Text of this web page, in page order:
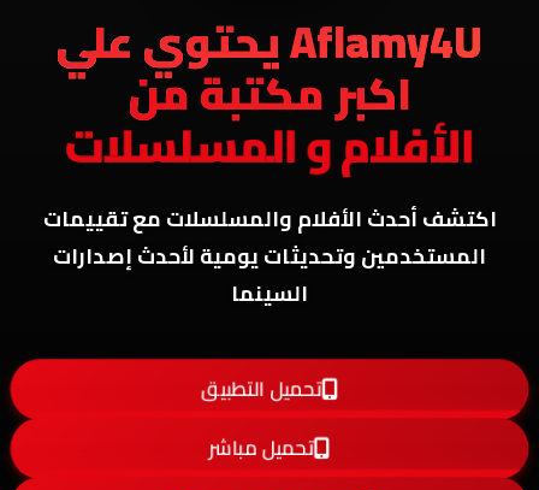
Aflamy4U يحتوي علي
اكبر مكتبة من
الأفلام و المسلسلات
اكتشف أحدث الأفلام والمسلسلات مع تقييمات
المستخدمين وتحديثات يومية لأحدث إصدارات
السينما
تحميل التطبيق
تحميل مباشر